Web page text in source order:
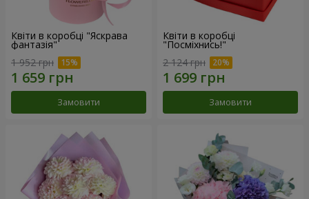
Квіти в коробці "Яскрава
фантазія"
1 952 грн
Замовити
Квіти в коробці
"Посміхнись!"
2 124 грн
Замовити